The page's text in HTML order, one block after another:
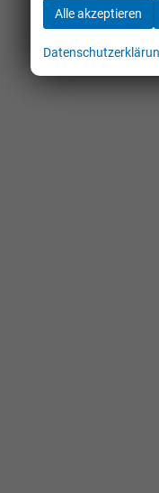
Alle akzeptieren